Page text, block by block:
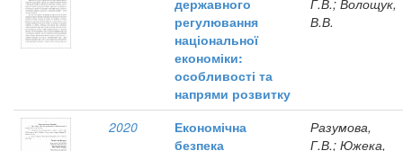
державного
регулювання
національної
економіки:
особливості та
напрями розвитку
Г.В.; Волощук,
В.В.
2020
Економічна
безпека
Разумова,
Г.В.; Южека,